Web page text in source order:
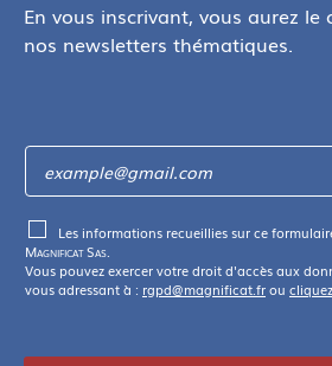
En vous inscrivant, vous aurez le
nos newsletters thématiques.
Les informations recueillies sur ce
Magnificat Sas.
Vous pouvez exercer votre droit d'accès aux
vous adressant à : rgpd@magnificat.frou